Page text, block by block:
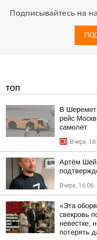
Подписывайтесь на
ТОП
В
рейс
самолет
Вчера,
Артём
Вчера, 16:06
«Эта
свекровь
невестке,
потерять